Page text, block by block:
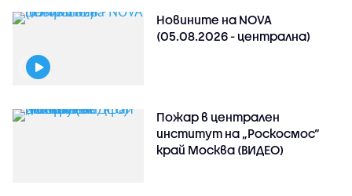
Новините на NOVA
(05.08.2026 - централна)
Пожар в централен
институт на „Роскосмос“
край Москва (ВИДЕО)